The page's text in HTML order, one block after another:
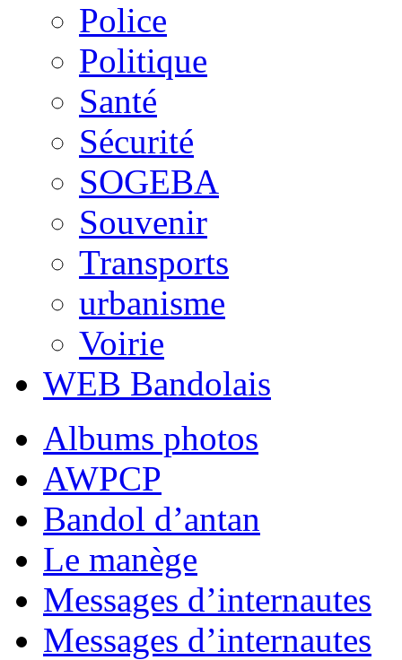
Police
Politique
Santé
Sécurité
SOGEBA
Souvenir
Transports
urbanisme
Voirie
WEB Bandolais
Albums photos
AWPCP
Bandol d’antan
Le manège
Messages d’internautes
Messages d’internautes